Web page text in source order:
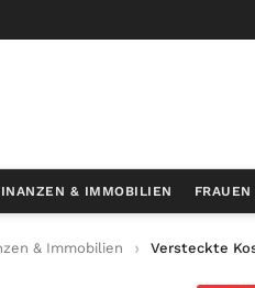
& IMMOBILIEN
& Immobilien Versteckte